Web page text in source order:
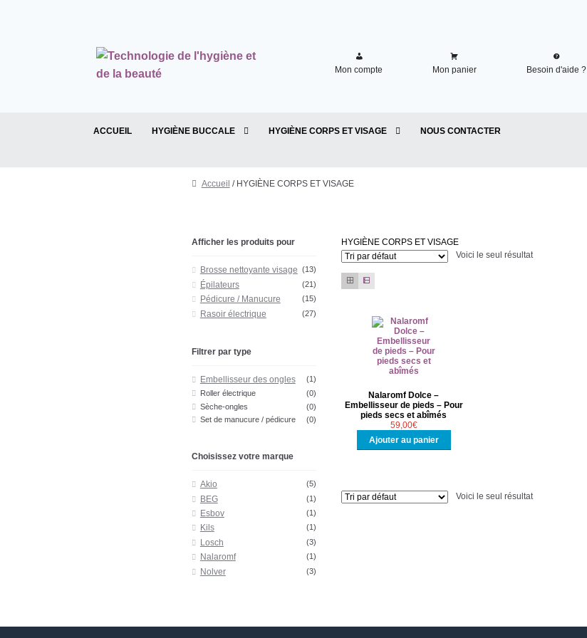
Aller à la navigation
Aller au contenu
Mon compte Mon panier Besoin d'aide ?
ACCUEIL HYGIÈNE BUCCALE HYGIÈNE CORPS ET VISAGE
NOUS CONTACTER
Accueil / HYGIÈNE CORPS ET VISAGE
HYGIÈNE CORPS ET VISAGE
Voici le seul résultat
Nalaromf Dolce –
Embellisseur de pieds – Pour
pieds secs et abîmés
59,00€
Ajouter au panier
Voici le seul résultat
Afficher les produits pour
Brosse nettoyante visage (13)
Épilateurs (21)
Pédicure / Manucure (15)
Rasoir électrique (27)
Filtrer par type
Embellisseur des ongles
(1)
Roller électrique
(0)
Sèche-ongles
(0)
Set de manucure / pédicure
(0)
Choisissez votre marque
Akio (5)
BEG (1)
Esbov (1)
Kils (1)
Losch (3)
Nalaromf (1)
Nolver (3)